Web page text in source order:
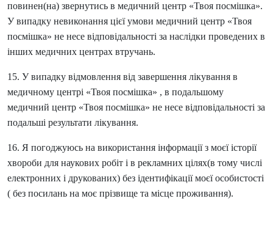
повинен(на) звернутись в медичний центр «Твоя посмішка».
У випадку невиконання цієї умови медичний центр «Твоя
посмішка» не несе відповідальності за наслідки проведених в
інших медичних центрах втручань.
15. У випадку відмовлення від завершення лікування в
медичному центрі «Твоя посмішка» , в подальшому
медичний центр «Твоя посмішка» не несе відповідальності за
подальші результати лікування.
16. Я погоджуюсь на використання інформації з моєї історії
хвороби для наукових робіт і в рекламних цілях(в тому числі
електронних і друкованих) без ідентифікації моєї особистості
( без посилань на моє прізвище та місце проживання).